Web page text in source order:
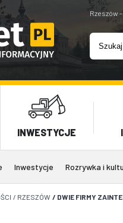
Rzeszów
INWESTYCJE
Inwestycje Rozrywka i
/ RZESZÓW / DWIE FIRMY